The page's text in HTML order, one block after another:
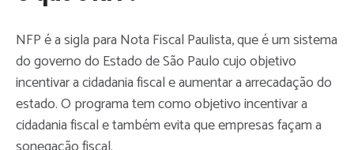
NFP é a sigla para Nota Fiscal Paulista, que é um sistema
do governo do Estado de São Paulo cujo objetivo
incentivar a cidadania fiscal e aumentar a arrecadação do
estado. O programa tem como objetivo incentivar a
cidadania fiscal e também evita que empresas façam a